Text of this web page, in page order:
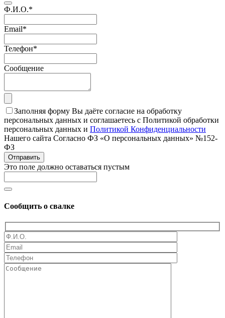
Ф.И.О.*
Email*
Телефон*
Сообщение
Заполняя форму Вы даёте согласие на обработку
персональных данных и соглашаетесь с Политикой обработки
персональных данных и Политикой Конфиденциальности
Нашего сайта Согласно ФЗ «О персональных данных» №152-
ФЗ
Отправить
Это поле должно оставаться пустым
Сообщить о свалке